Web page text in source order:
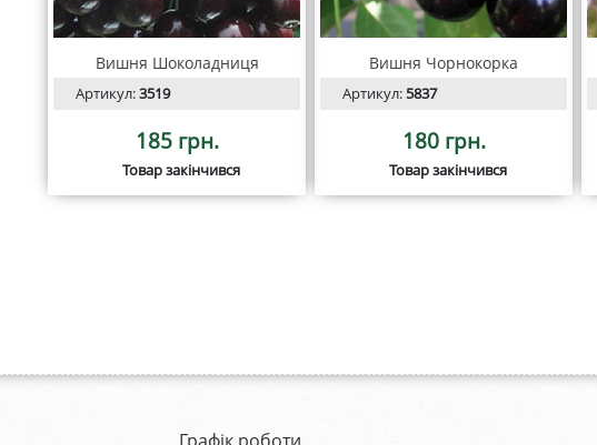
Вишня Шоколадниця
Артикул:3519
185 грн.
Товар закінчився
Вишня Чорнокорка
Артикул:5837
180 грн.
Товар закінчився